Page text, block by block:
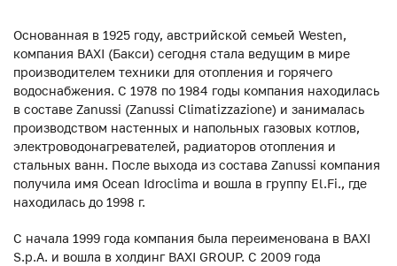
Основанная в 1925 году, австрийской семьей Westen,
компания BAXI (Бакси) сегодня стала ведущим в мире
производителем техники для отопления и горячего
водоснабжения. С 1978 по 1984 годы компания находилась
в составе Zanussi (Zanussi Climatizzazione) и занималась
производством настенных и напольных газовых котлов,
электроводонагревателей, радиаторов отопления и
стальных ванн. После выхода из состава Zanussi компания
получила имя Ocean Idroclima и вошла в группу El.Fi., где
находилась до 1998 г.
С начала 1999 года компания была переименована в BAXI
S.p.A. и вошла в холдинг BAXI GROUP. С 2009 года